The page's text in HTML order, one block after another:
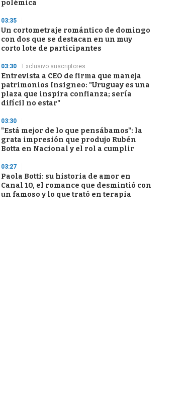
polémica
03:35
Un cortometraje romántico de domingo
con dos que se destacan en un muy
corto lote de participantes
03:30 Exclusivo suscriptores
Entrevista a CEO de firma que maneja
patrimonios Insigneo: "Uruguay es una
plaza que inspira confianza; sería
difícil no estar"
03:30
"Está mejor de lo que pensábamos": la
grata impresión que produjo Rubén
Botta en Nacional y el rol a cumplir
03:27
Paola Botti: su historia de amor en
Canal 10, el romance que desmintió con
un famoso y lo que trató en terapia